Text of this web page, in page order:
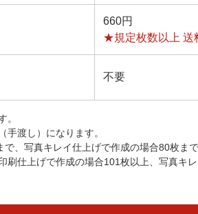
660円
★規定枚数以上 送
不要
。
渡し）になります。
、写真キレイ仕上げで作成の場合80枚ま
刷仕上げで作成の場合101枚以上、写真キ